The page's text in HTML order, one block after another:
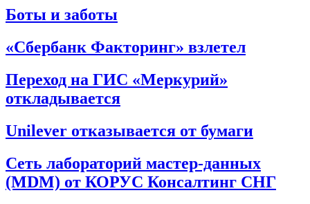
Боты и заботы
«Сбербанк Факторинг» взлетел
Переход на ГИС «Меркурий»
откладывается
Unilever отказывается от бумаги
Сеть лабораторий мастер-данных
(MDM) от КОРУС Консалтинг СНГ